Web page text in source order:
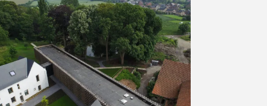
d’un parking ainsi que de ses
abords pour l’hôpital MontLégia :
300 postes de bureaux ; …
En savoir plus